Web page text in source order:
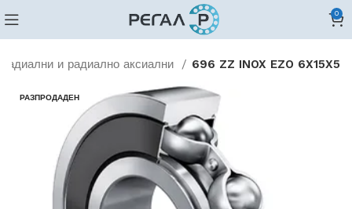
0
Радиални и радиално аксиални 696 ZZ INOX EZO 6X15X5
РАЗПРОДАДЕН